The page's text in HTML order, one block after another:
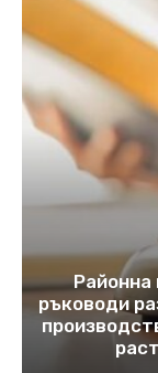
Районна
ръководи